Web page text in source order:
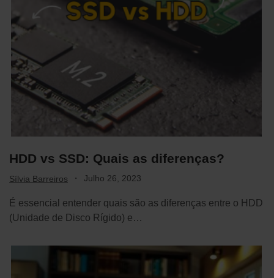
HDD vs SSD: Quais as diferenças?
Sílvia Barreiros · Julho 26, 2023
É essencial entender quais são as diferenças entre o HDD
(Unidade de Disco Rígido) e…